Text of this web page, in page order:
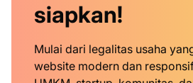
siapkan!
Mulai dari legalitas usaha
website modern dan